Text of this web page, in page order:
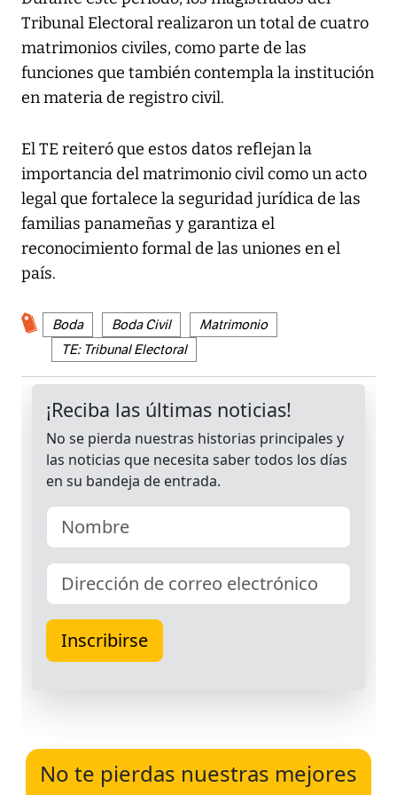
Tribunal Electoral realizaron un total de cuatro
matrimonios civiles, como parte de las
funciones que también contempla la institución
en materia de registro civil.
El TE reiteró que estos datos reflejan la
importancia del matrimonio civil como un acto
legal que fortalece la seguridad jurídica de las
familias panameñas y garantiza el
reconocimiento formal de las uniones en el
país.
Boda Boda Civil
Matrimonio
TE: Tribunal Electoral
No te pierdas nuestras mejores